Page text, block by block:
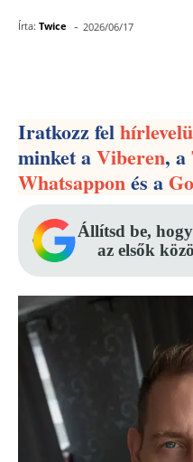
Írta: Twice - 2026/06/17
Iratkozz fel
minket aViberen, a
Whatsapponés a
Állítsd be,
az elsők